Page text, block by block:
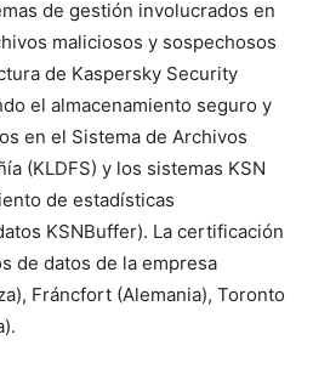
de gestión involucrados en
maliciosos y sospechosos
de Kaspersky Security
el almacenamiento seguro y
en el Sistema de Archivos
(KLDFS) y los sistemas KSN
de estadísticas
KSNBuffer). La certificación
de datos de la empresa
Fráncfort (Alemania), Toronto